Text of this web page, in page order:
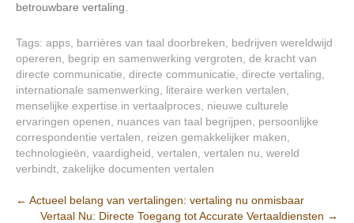
betrouwbare vertaling.
Tags: apps barrières van taal doorbreken
bedrijven wereldwijd
opereren
begrip en samenwerking vergroten de kracht van
directe communicatie directe communicatie directe vertaling
internationale samenwerking
literaire werken vertalen
menselijke expertise in vertaalproces nieuwe culturele
ervaringen openen
nuances van taal begrijpen
persoonlijke
correspondentie vertalen
reizen gemakkelijker maken
technologieën vaardigheid vertalen vertalen nu wereld
verbindt zakelijke documenten vertalen
Berichtnavigatie
← Actueel belang van vertalingen: vertaling nu onmisbaar
Vertaal Nu: Directe Toegang tot Accurate Vertaaldiensten →